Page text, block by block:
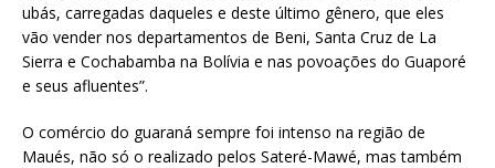
ubás, carregadas daqueles e deste último gênero, que eles
vão vender nos departamentos de Beni, Santa Cruz de La
Sierra e Cochabamba na Bolívia e nas povoações do Guaporé
e seus afluentes”.
O comércio do guaraná sempre foi intenso na região de
Maués, não só o realizado pelos Sateré-Mawé, mas também